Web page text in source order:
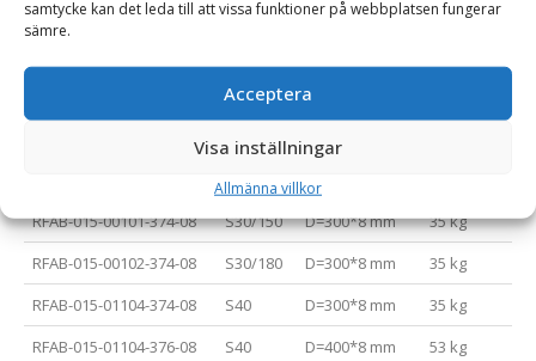
samtycke kan det leda till att vissa funktioner på webbplatsen fungerar
sämre.
Acceptera
Visa inställningar
Allmänna villkor
Asfaltskäraren, som har en låg vikt, är enkel att underhålla i
form av byte av slitdelar etc.
Varianttabell
Fäste
RFAB-015-00101-374-08
S30/150 D=300*8 mm
35 kg
RFAB-015-00102-374-08
S30/180 D=300*8 mm
35 kg
RFAB-015-01104-374-08
S40 D=300*8 mm
35 kg
RFAB-015-01104-376-08
S40 D=400*8 mm
53 kg